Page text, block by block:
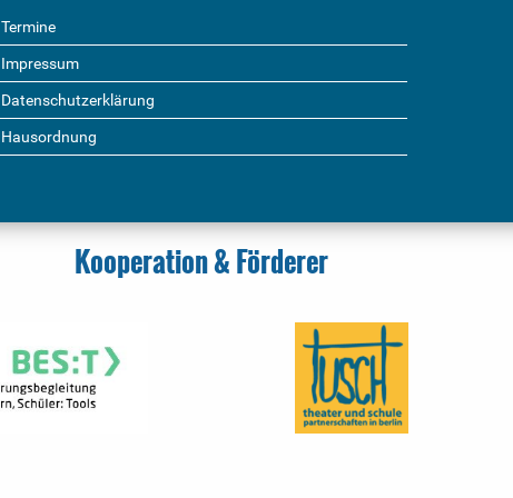
Termine
Impressum
Datenschutzerklärung
Hausordnung
Kooperation & Förderer